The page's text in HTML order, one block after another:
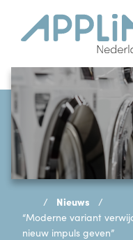
Ga naar de inhoud
Nieuws
“Moderne variant
nieuw impuls geven”